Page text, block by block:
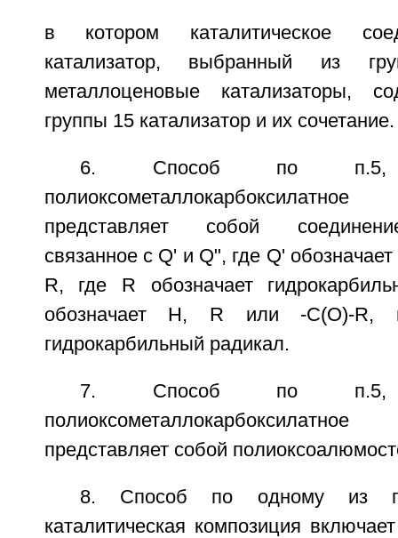
в котором каталитическое
катализатор, выбранный из
металлоценовые катализаторы,
группы 15 катализатор и их сочетание.
6. Способ по п.5,
представляет собой
связанное с Q' и Q", где Q'
R, где R обозначает
обозначает H, R или -C(O)-R,
гидрокарбильный радикал.
7. Способ по п.5,
представляет собой
8. Способ по одному из
каталитическая композиция